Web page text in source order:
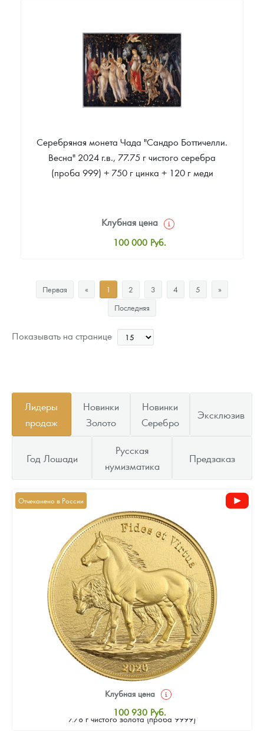
Звоните
Серебряная монета Чада "Сандро Боттичелли.
Весна" 2024 г.в., 77.75 г чистого серебра
(проба 999) + 750 г цинка + 120 г меди
Клубная цена
100 000 Руб.
102 000 Руб.
Цена выкупа
Звоните
Первая « 1 2 3 4 5
»
Последняя
Показывать на странице
Лидеры
продаж
Новинки
Золото
Новинки
Серебро
Эксклюзив
Год Лошади
Русская
нумизматика
Предзаказ
Отчеканено в России
7.78 г чистого золота (проба 9999)
Клубная цена
100 930 Руб.
Стандартная цена